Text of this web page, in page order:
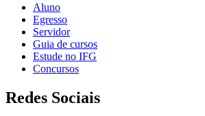
Aluno
Egresso
Servidor
Guia de cursos
Estude no IFG
Concursos
Redes Sociais